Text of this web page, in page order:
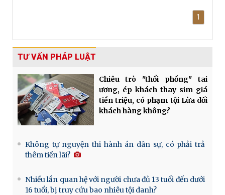
1
TƯ VẤN PHÁP LUẬT
Chiêu trò "thổi phồng" tai
ương, ép khách thay sim giá
tiền triệu, có phạm tội Lừa dối
khách hàng không?
Không tự nguyện thi hành án dân sự, có phải trả
thêm tiền lãi?
Nhiều lần quan hệ với người chưa đủ 13 tuổi đến dưới
16 tuổi, bị truy cứu bao nhiêu tội danh?